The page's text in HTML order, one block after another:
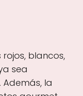
blancos,
sea
la